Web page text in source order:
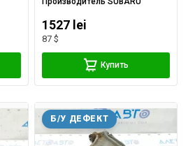
1527 lei
87 $
Купить
Б/У ДЕФЕКТ